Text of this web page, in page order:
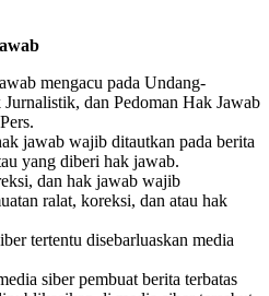
mengacu pada Undang-
dan Pedoman Hak Jawab
jawab wajib ditautkan pada berita
yang diberi hak jawab.
dan hak jawab wajib
ralat, koreksi, dan atau hak
tertentu disebarluaskan media
siber pembuat berita terbatas